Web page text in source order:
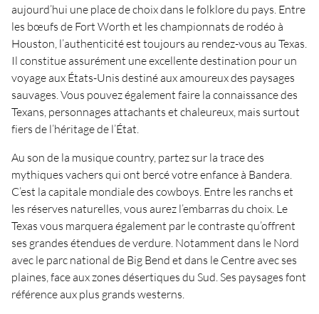
aujourd’hui une place de choix dans le folklore du pays. Entre
les bœufs de Fort Worth et les championnats de rodéo à
Houston, l’authenticité est toujours au rendez-vous au Texas.
Il constitue assurément une excellente destination pour un
voyage aux États-Unis destiné aux amoureux des paysages
sauvages. Vous pouvez également faire la connaissance des
Texans, personnages attachants et chaleureux, mais surtout
fiers de l’héritage de l’État.
Au son de la musique country, partez sur la trace des
mythiques vachers qui ont bercé votre enfance à Bandera.
C’est la capitale mondiale des cowboys. Entre les ranchs et
les réserves naturelles, vous aurez l’embarras du choix. Le
Texas vous marquera également par le contraste qu’offrent
ses grandes étendues de verdure. Notamment dans le Nord
avec le parc national de Big Bend et dans le Centre avec ses
plaines, face aux zones désertiques du Sud. Ses paysages font
référence aux plus grands westerns.